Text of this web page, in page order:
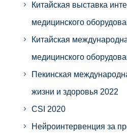
Китайская выставка
медицинского
Китайская
медицинского
Пекинская
жизни и здоровья 2022
CSI 2020
Нейроинтервенция за